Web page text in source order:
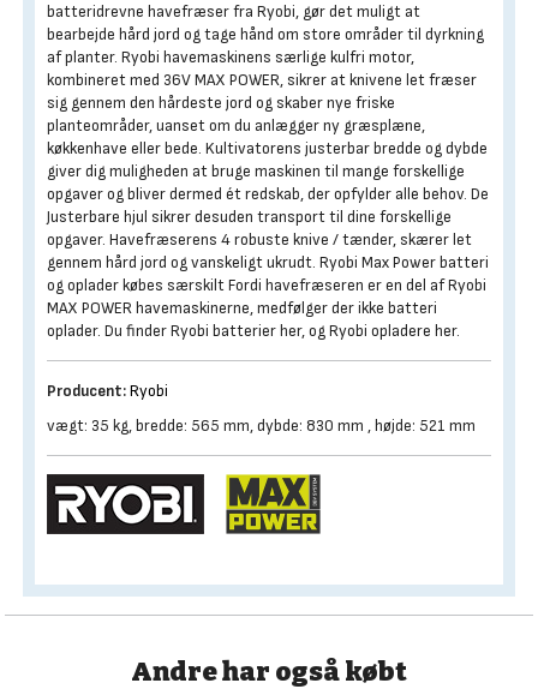
batteridrevne havefræser fra Ryobi, gør det muligt at
bearbejde hård jord og tage hånd om store områder til dyrkning
af planter. Ryobi havemaskinens særlige kulfri motor,
kombineret med 36V MAX POWER, sikrer at knivene let fræser
sig gennem den hårdeste jord og skaber nye friske
planteområder, uanset om du anlægger ny græsplæne,
køkkenhave eller bede. Kultivatorens justerbar bredde og dybde
giver dig muligheden at bruge maskinen til mange forskellige
opgaver og bliver dermed ét redskab, der opfylder alle behov. De
Justerbare hjul sikrer desuden transport til dine forskellige
opgaver. Havefræserens 4 robuste knive / tænder, skærer let
gennem hård jord og vanskeligt ukrudt. Ryobi Max Power batteri
og oplader købes særskilt Fordi havefræseren er en del af Ryobi
MAX POWER havemaskinerne, medfølger der ikke batteri
oplader. Du finder Ryobi batterier her, og Ryobi opladere her.
Producent:Ryobi
vægt: 35 kg, bredde: 565 mm, dybde: 830 mm , højde: 521 mm
Andre har også købt